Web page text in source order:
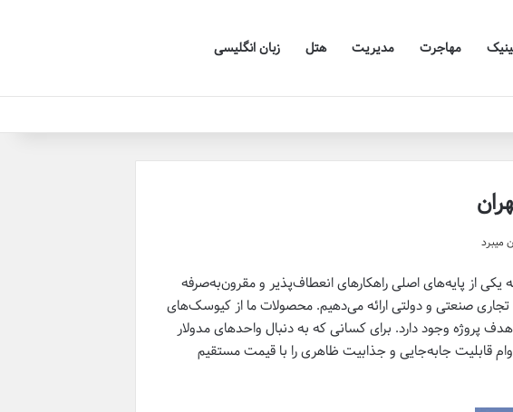
مهاجرت مدیریت هتل زبان انگلیسی
از پایه‌های اصلی راهکارهای انعطاف‌پذیر و مقرون‌به‌صرفه
صنعتی و دولتی ارائه می‌دهیم. محصولات ما از کیوسک‌های
پروژه وجود دارد. برای کسانی که به دنبال واحدهای مدولار
قابلیت جابه‌جایی و جذابیت ظاهری را با قیمت مستقیم